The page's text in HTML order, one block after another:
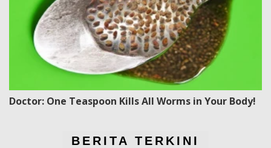
Doctor: One Teaspoon Kills All Worms in Your Body!
BERITA TERKINI